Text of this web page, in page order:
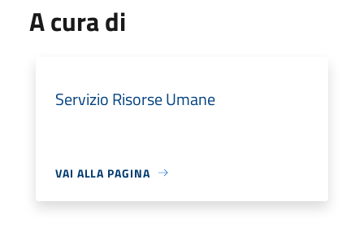
A cura di
Servizio Risorse Umane
VAI ALLA PAGINA